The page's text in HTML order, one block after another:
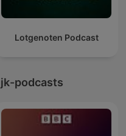
Lotgenoten Podcast
podcasts